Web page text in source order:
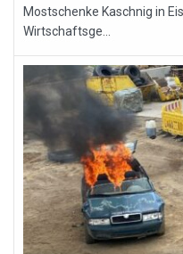
Mostschenke Kaschnig in
Wirtschaftsge...